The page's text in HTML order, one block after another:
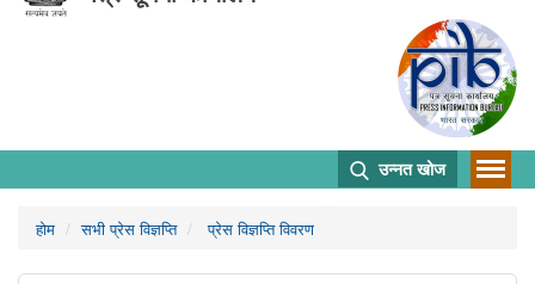
उन्नत खोज
होम सभी प्रेस विज्ञप्ति प्रेस विज्ञप्ति विवरण